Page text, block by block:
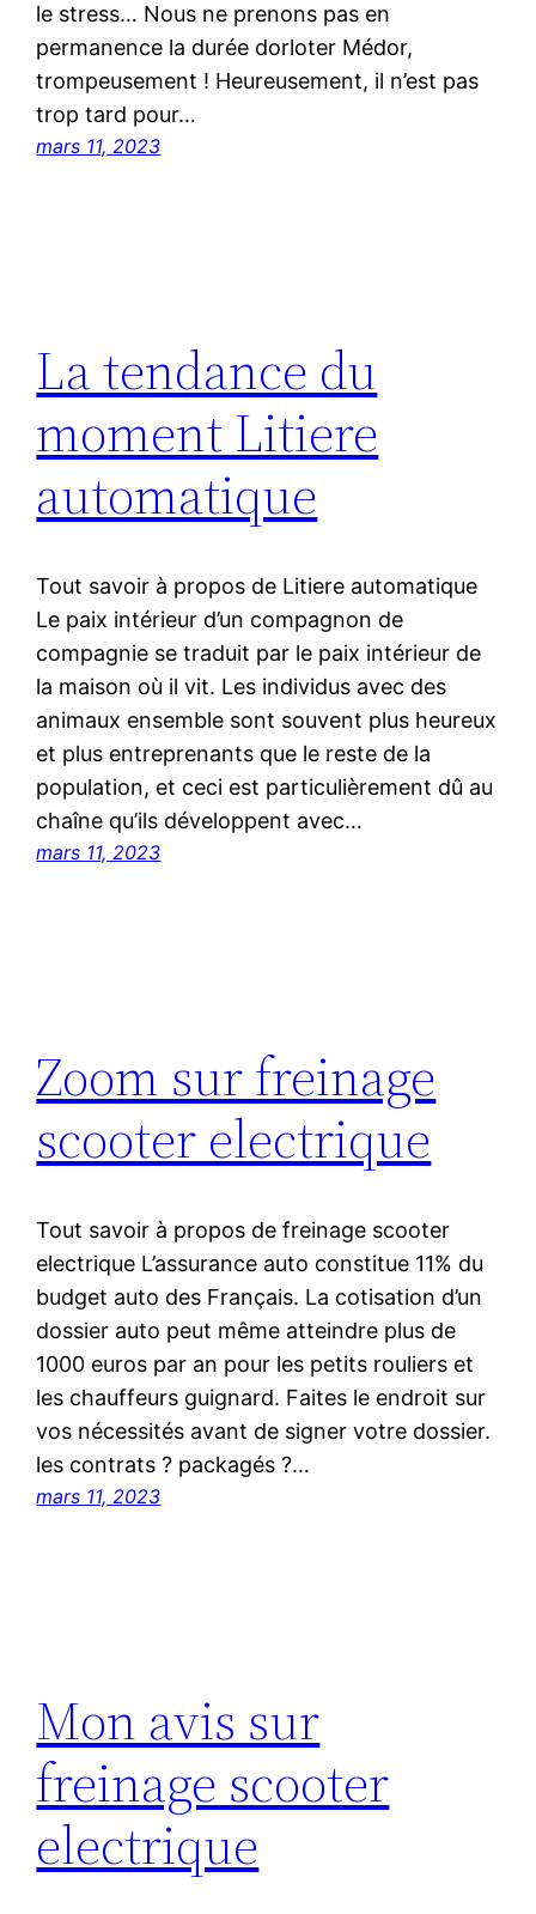
le stress… Nous ne prenons pas en
permanence la durée dorloter Médor,
trompeusement ! Heureusement, il n’est pas
trop tard pour…
mars 11, 2023
La tendance du
moment Litiere
automatique
Tout savoir à propos de Litiere automatique
Le paix intérieur d’un compagnon de
compagnie se traduit par le paix intérieur de
la maison où il vit. Les individus avec des
animaux ensemble sont souvent plus heureux
et plus entreprenants que le reste de la
population, et ceci est particulièrement dû au
chaîne qu’ils développent avec…
mars 11, 2023
Zoom sur freinage
scooter electrique
Tout savoir à propos de freinage scooter
electrique L’assurance auto constitue 11% du
budget auto des Français. La cotisation d’un
dossier auto peut même atteindre plus de
1000 euros par an pour les petits rouliers et
les chauffeurs guignard. Faites le endroit sur
vos nécessités avant de signer votre dossier.
les contrats ? packagés ?…
mars 11, 2023
Mon avis sur
freinage scooter
electrique